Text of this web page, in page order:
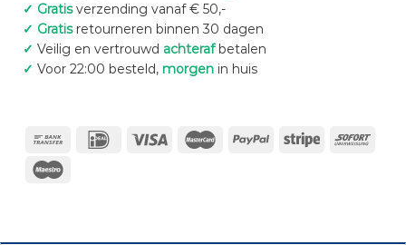
✓ Gratisverzending vanaf € 50,-
✓ Gratisretourneren binnen 30 dagen
✓ Veilig en vertrouwd achterafbetalen
✓ Voor 22:00 besteld, morgenin huis